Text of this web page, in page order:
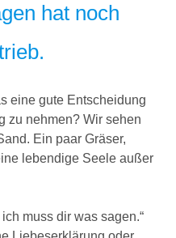
hat noch
eine gute Entscheidung
zu nehmen? Wir sehen
Ein paar Gräser,
lebendige Seele außer
muss dir was sagen.“